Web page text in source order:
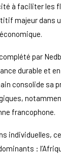
à faciliter les
majeur dans
par
durable et
consolide sa
francophone.
individuelles,
: